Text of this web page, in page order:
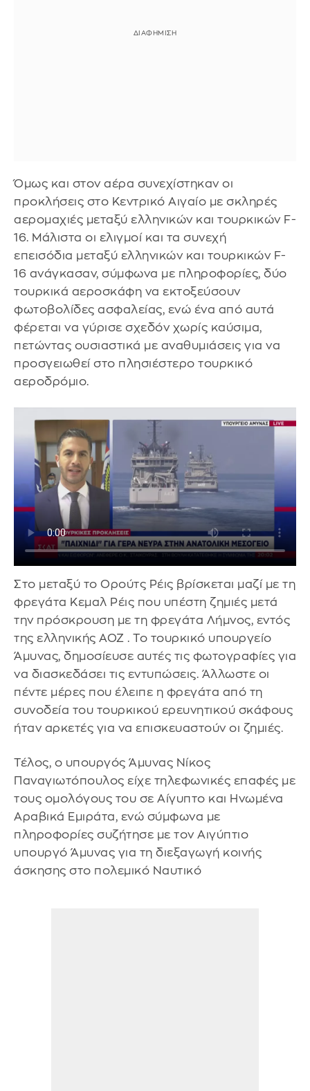
Όμως και στον αέρα συνεχίστηκαν οι
προκλήσεις στο Κεντρικό Αιγαίο με σκληρές
αερομαχιές μεταξύ ελληνικών και τουρκικών F-
16. Μάλιστα οι ελιγμοί και τα συνεχή
επεισόδια μεταξύ ελληνικών και τουρκικών F-
16 ανάγκασαν, σύμφωνα με πληροφορίες, δύο
τουρκικά αεροσκάφη να εκτοξεύσουν
φωτοβολίδες ασφαλείας, ενώ ένα από αυτά
φέρεται να γύρισε σχεδόν χωρίς καύσιμα,
πετώντας ουσιαστικά με αναθυμιάσεις για να
προσγειωθεί στο πλησιέστερο τουρκικό
αεροδρόμιο.
Στο μεταξύ το Ορούτς Ρέις βρίσκεται μαζί με τη
φρεγάτα Κεμαλ Ρέις που υπέστη ζημιές μετά
την πρόσκρουση με τη φρεγάτα Λήμνος, εντός
της ελληνικής ΑΟΖ . Το τουρκικό υπουργείο
Άμυνας, δημοσίευσε αυτές τις φωτογραφίες για
να διασκεδάσει τις εντυπώσεις. Άλλωστε οι
πέντε μέρες που έλειπε η φρεγάτα από τη
συνοδεία του τουρκικού ερευνητικού σκάφους
ήταν αρκετές για να επισκευαστούν οι ζημιές.
Τέλος, ο υπουργός Άμυνας Νίκος
Παναγιωτόπουλος είχε τηλεφωνικές επαφές με
τους ομολόγους του σε Αίγυπτο και Ηνωμένα
Αραβικά Εμιράτα, ενώ σύμφωνα με
πληροφορίες συζήτησε με τον Αιγύπτιο
υπουργό Άμυνας για τη διεξαγωγή κοινής
άσκησης στο πολεμικό Ναυτικό